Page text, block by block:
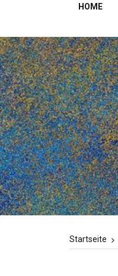
HOME
Startseite